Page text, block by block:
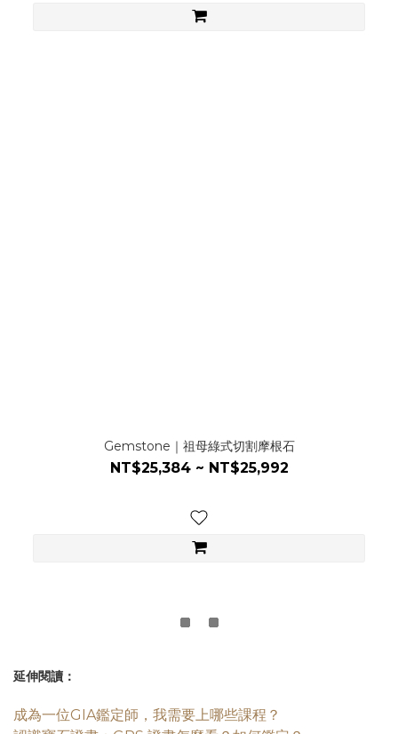
Gemstone｜祖母綠式切割摩根石
NT$25,384 ~ NT$25,992
延伸閱讀：
成為一位GIA鑑定師，我需要上哪些課程？